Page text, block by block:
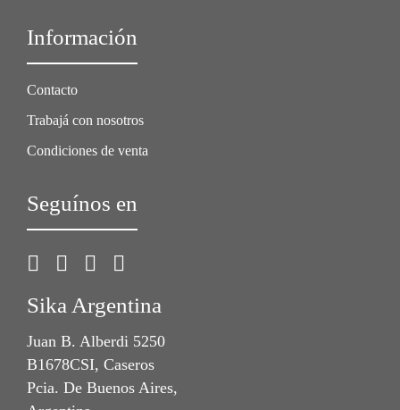
Información
Contacto
Trabajá con nosotros
Condiciones de venta
Seguínos en
Sika Argentina
Juan B. Alberdi 5250
B1678CSI, Caseros
Pcia. De Buenos Aires,